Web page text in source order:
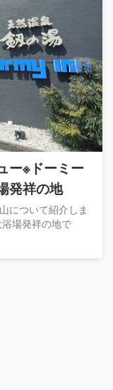
ー※ドーミー
発祥の地
について紹介しま
場発祥の地で